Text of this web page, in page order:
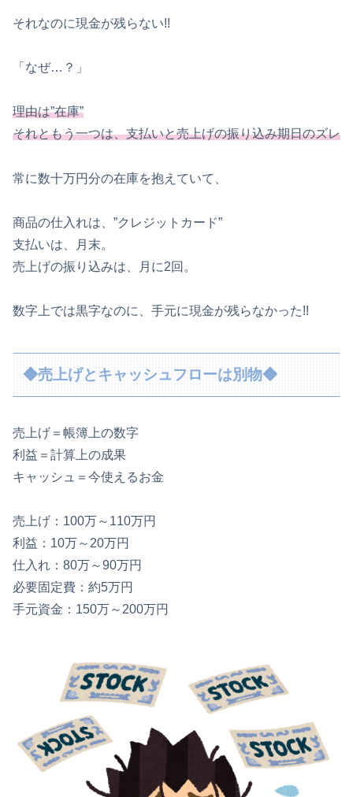
それなのに現金が残らない!!
「なぜ…？」
理由は”在庫”
それともう一つは、支払いと売上げの振り込み期日のズレ
常に数十万円分の在庫を抱えていて、
商品の仕入れは、”クレジットカード”
支払いは、月末。
売上げの振り込みは、月に2回。
数字上では黒字なのに、手元に現金が残らなかった!!
◆売上げとキャッシュフローは別物◆
売上げ＝帳簿上の数字
利益＝計算上の成果
キャッシュ＝今使えるお金
売上げ：100万～110万円
利益：10万～20万円
仕入れ：80万～90万円
必要固定費：約5万円
手元資金：150万～200万円